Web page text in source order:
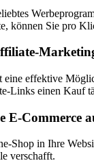
können Sie pro
effektive
Links einen Kauf
E-Commerce
Shop in Ihre
verschafft.